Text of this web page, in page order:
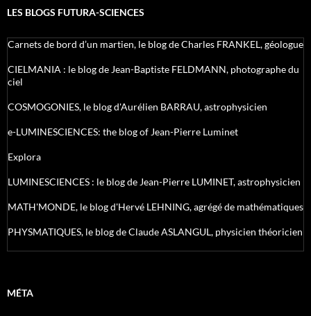
LES BLOGS FUTURA-SCIENCES
Carnets de bord d’un martien, le blog de Charles FRANKEL, géologue
CIELMANIA : le blog de Jean-Baptiste FELDMANN, photographe du
ciel
COSMOGONIES, le blog d'Aurélien BARRAU, astrophysicien
e-LUMINESCIENCES: the blog of Jean-Pierre Luminet
Explora
LUMINESCIENCES : le blog de Jean-Pierre LUMINET, astrophysicien
MATH'MONDE, le blog d'Hervé LEHNING, agrégé de mathématiques
PHYSMATIQUES, le blog de Claude ASLANGUL, physicien théoricien
MÉTA